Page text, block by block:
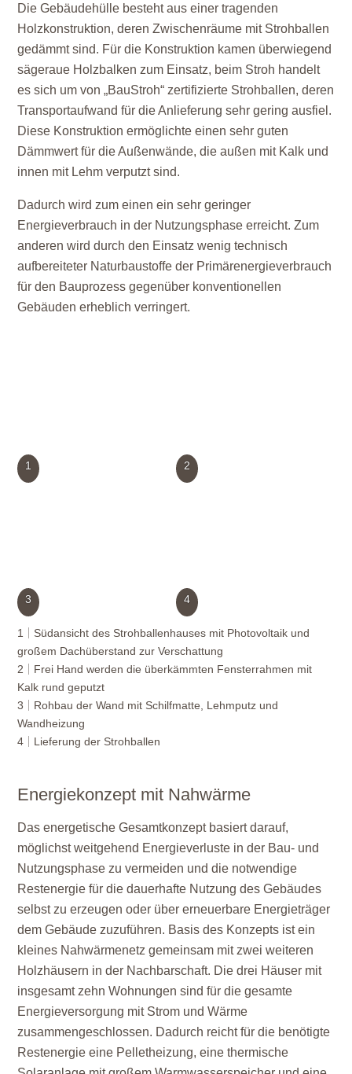
Die Gebäudehülle besteht aus einer tragenden
Holzkonstruktion, deren Zwischenräume mit Strohballen
gedämmt sind. Für die Konstruktion kamen überwiegend
sägeraue Holzbalken zum Einsatz, beim Stroh handelt
es sich um von „BauStroh“ zertifizierte Strohballen, deren
Transportaufwand für die Anlieferung sehr gering ausfiel.
Diese Konstruktion ermöglichte einen sehr guten
Dämmwert für die Außenwände, die außen mit Kalk und
innen mit Lehm verputzt sind.
Dadurch wird zum einen ein sehr geringer
Energieverbrauch in der Nutzungsphase erreicht. Zum
anderen wird durch den Einsatz wenig technisch
aufbereiteter Naturbaustoffe der Primärenergieverbrauch
für den Bauprozess gegenüber konventionellen
Gebäuden erheblich verringert.
1 2
3 4
1
Südansicht des Strohballenhauses mit Photovoltaik und
großem Dachüberstand zur Verschattung
2
Frei Hand werden die überkämmten Fensterrahmen mit
Kalk rund geputzt
3
Rohbau der Wand mit Schilfmatte, Lehmputz und
Wandheizung
4
Lieferung der Strohballen
Energiekonzept mit Nahwärme
Das energetische Gesamtkonzept basiert darauf,
möglichst weitgehend Energieverluste in der Bau- und
Nutzungsphase zu vermeiden und die notwendige
Restenergie für die dauerhafte Nutzung des Gebäudes
selbst zu erzeugen oder über erneuerbare Energieträger
dem Gebäude zuzuführen. Basis des Konzepts ist ein
kleines Nahwärmenetz gemeinsam mit zwei weiteren
Holzhäusern in der Nachbarschaft. Die drei Häuser mit
insgesamt zehn Wohnungen sind für die gesamte
Energieversorgung mit Strom und Wärme
zusammengeschlossen. Dadurch reicht für die benötigte
Restenergie eine Pelletheizung, eine thermische